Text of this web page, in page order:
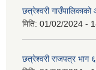
छत्रेश्वरी
मिति: 01/02/2024 -
छत्रेश्वरी राजपत्र भाग ६